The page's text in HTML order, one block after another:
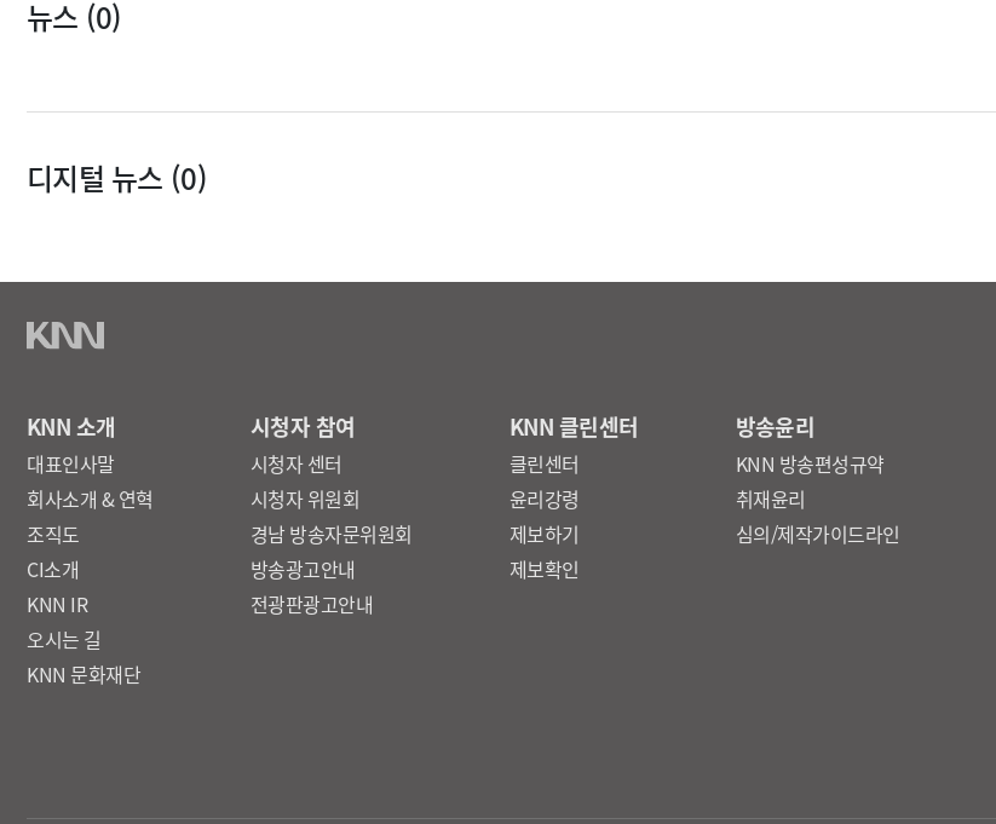
뉴스 (0)
디지털 뉴스 (0)
KNN 소개
대표인사말
회사소개 & 연혁
조직도
CI소개
KNN IR
오시는 길
KNN 문화재단
시청자 참여
시청자 센터
시청자 위원회
경남 방송자문위원회
방송광고안내
전광판광고안내
KNN 클린센터
클린센터
윤리강령
제보하기
제보확인
방송윤리
KNN 방송편성규약
취재윤리
심의/제작가이드라인